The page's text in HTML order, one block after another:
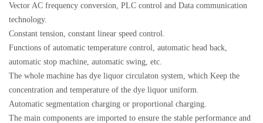
Vector AC frequency conversion, PLC control and Data communication
technology.
Constant tension, constant linear speed control.
Functions of automatic temperature control, automatic head back,
automatic stop machine, automatic swing, etc.
The whole machine has dye liquor circulaton system, which Keep the
concentration and temperature of the dye liquor uniform.
Automatic segmentation charging or proportional charging.
The main components are imported to ensure the stable performance and